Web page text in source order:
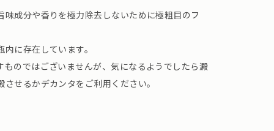
成分や香りを極力除去しないために極粗目のフ
に存在しています。
のではございませんが、気になるようでしたら澱
せるかデカンタをご利用ください。